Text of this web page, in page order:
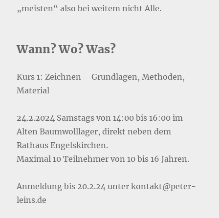
„meisten“ also bei weitem nicht Alle.
Wann? Wo? Was?
Kurs 1: Zeichnen – Grundlagen, Methoden,
Material
24.2.2024 Samstags von 14:00 bis 16:00 im
Alten Baumwolllager, direkt neben dem
Rathaus Engelskirchen.
Maximal 10 Teilnehmer von 10 bis 16 Jahren.
Anmeldung bis 20.2.24 unter kontakt@peter-
leins.de